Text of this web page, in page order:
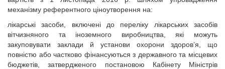
механізму референтного ціноутворення на:
лікарські засоби, включені до переліку лікарських засобів
вітчизняного та іноземного виробництва, які можуть
закуповувати заклади й установи охорони здоров’я, що
повністю або частково фінансуються з державного та місцевих
бюджетів, затвердженого постановою Кабінету Міністрів